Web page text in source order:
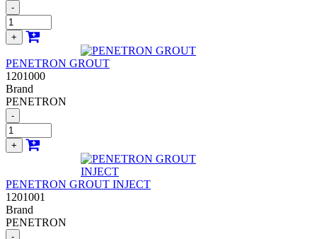
-
+
PENETRON GROUT
1201000
Brand
PENETRON
-
+
PENETRON GROUT INJECT
1201001
Brand
PENETRON
-